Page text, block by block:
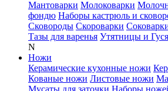
Мантоварки Молоковарки
фондю Наборы кастрюль и
Сковороды Скороварки
Тазы для варенья Утятницы и
N
Ножи
Керамические кухонные ножи
Кованые ножи Листовые ножи
Мусаты для заточки Наборы